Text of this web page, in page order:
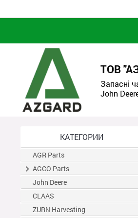
ТОВ
Запасні
John
КАТЕГОРИИ
AGR Parts
AGCO Parts
John Deere
CLAAS
ZURN Harvesting